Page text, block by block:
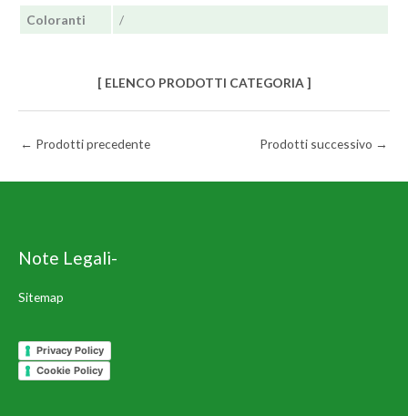
Coloranti
/
[ ELENCO PRODOTTI CATEGORIA ]
← Prodotti precedente Prodotti successivo →
Note Legali-
Sitemap
Privacy Policy
Cookie Policy